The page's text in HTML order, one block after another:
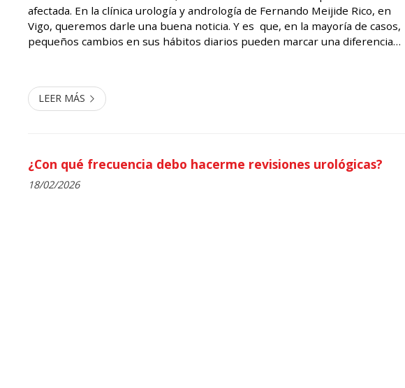
afectada. En la clínica urología y andrología de Fernando Meijide Rico, en
Vigo, queremos darle una buena noticia. Y es que, en la mayoría de casos,
pequeños cambios en sus hábitos diarios pueden marcar una diferencia
LEER MÁS
¿Con qué frecuencia debo hacerme revisiones urológicas?
18/02/2026